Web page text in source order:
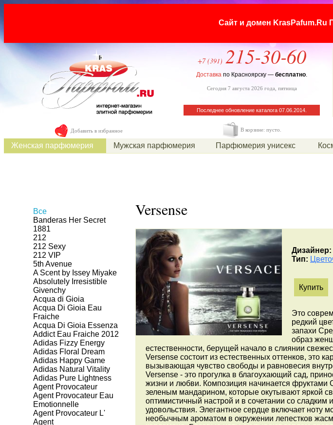
Сайт и домен
+7 (391) 215-30-60
Доставка по Красноярску — бесплатно.
Сегодня 7 августа 2026 года, пятница
Последнее обновление каталога 07.06.2014.
Добавить в избранное В корзине: пусто.
Женская парфюмерия Мужская парфюмерия Парфюмерия унисекс
Все
Banderas Her Secret
1881
212
212 Sexy
212 VIP
5th Avenue
A Scent by Issey Miyake
Absolutely Irresistible
Givenchy
Acqua di Gioia
Acqua Di Gioia Eau
Fraiche
Acqua Di Gioia Essenza
Addict Eau Fraiche 2012
Adidas Fizzy Energy
Adidas Floral Dream
Adidas Happy Game
Adidas Natural Vitality
Adidas Pure Lightness
Agent Provocateur
Agent Provocateur Eau
Emotionnelle
Agent Provocateur L'
Agent
Versense
Дизайнер:
Тип:
Купить
Это
редкий
запахи
образ
естественности, берущей начало в слиянии
Versense состоит из естественных оттенков, это
вызывающая чувство свободы и равновесия
Versense - это прогулка в благоухающий сад,
жизни и любви. Композиция начинается фруктами
зеленым мандарином, которые окутывают яркой
оптимистичный настрой и в сочетании со
удовольствия. Элегантное сердце включает ноту
необычным ароматом в окружении лепестков